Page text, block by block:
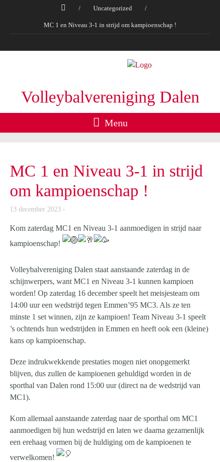
/ Uncategorized /
MC 1 en Niveau 3-1 in strijd om kampioenschap !
Volleybalvereniging Dalen
Menu
MC 1 en Niveau 3-1 in strijd
om kampioenschap !
13 december 2023
Kom zaterdag MC1 en Niveau 3-1 aanmoedigen in strijd naar
kampioenschap!
Volleybalvereniging Dalen staat aanstaande zaterdag in de
schijnwerpers, want MC1 en Niveau 3-1 kunnen kampioen
worden! Op zaterdag 16 december speelt het meisjesteam om
14:00 uur een wedstrijd tegen Emmen’95 MC3. Als ze ten
minste 1 set winnen, zijn ze kampioen! Team Niveau 3-1 speelt
’s ochtends hun wedstrijden in Emmen en heeft ook een (kleine)
kans op kampioenschap.
Deze indrukwekkende prestaties mogen niet onopgemerkt
blijven, dus zullen de kampioenen gehuldigd worden in de
sporthal van Dalen rond 15:00 uur (direct na de wedstrijd van
MC1).
Kom allemaal aanstaande zaterdag naar de sporthal om MC1
aanmoedigen bij hun wedstrijd en laten we daarna gezamenlijk
een erehaag vormen bij de huldiging om de kampioenen te
verwelkomen!